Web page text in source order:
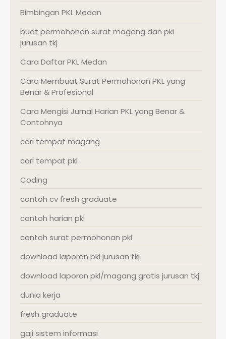
Bimbingan PKL Medan
buat permohonan surat magang dan pkl
jurusan tkj
Cara Daftar PKL Medan
Cara Membuat Surat Permohonan PKL yang
Benar & Profesional
Cara Mengisi Jurnal Harian PKL yang Benar &
Contohnya
cari tempat magang
cari tempat pkl
Coding
contoh cv fresh graduate
contoh harian pkl
contoh surat permohonan pkl
download laporan pkl jurusan tkj
download laporan pkl/magang gratis jurusan tkj
dunia kerja
fresh graduate
gaji sistem informasi